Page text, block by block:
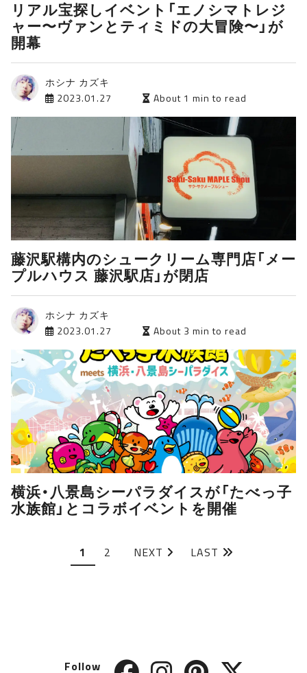
リアル宝探しイベント「エノシマトレジ
ャー〜ヴァンとティミドの大冒険〜」が
開幕
ホシナ カズキ
2023.01.27
About 1 min to read
藤沢駅構内のシュークリーム専門店「メー
プルハウス 藤沢駅店」が閉店
ホシナ カズキ
2023.01.27
About 3 min to read
横浜・八景島シーパラダイスが「たべっ子
水族館」とコラボイベントを開催
1 2 NEXT LAST
Follow